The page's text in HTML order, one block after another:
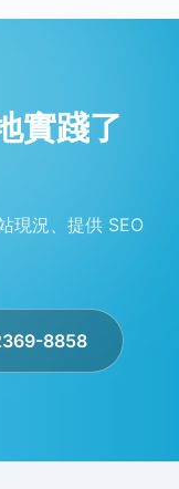
實踐了
現況、提供 SEO
8858